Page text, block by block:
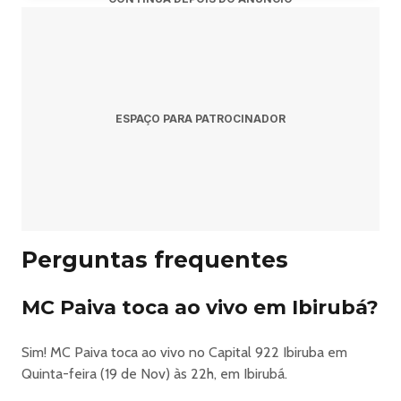
ESPAÇO PARA PATROCINADOR
Perguntas frequentes
MC Paiva toca ao vivo em Ibirubá?
Sim! MC Paiva toca ao vivo no Capital 922 Ibiruba em
Quinta-feira (19 de Nov) às 22h, em Ibirubá.